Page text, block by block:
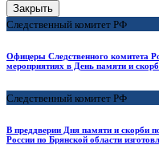
Закрыть
Следственный комитет РФ
Офицеры Следственного комитета
мероприятиях в День памяти и
Следственный комитет РФ
В преддверии Дня памяти и скорби
России по Брянской области